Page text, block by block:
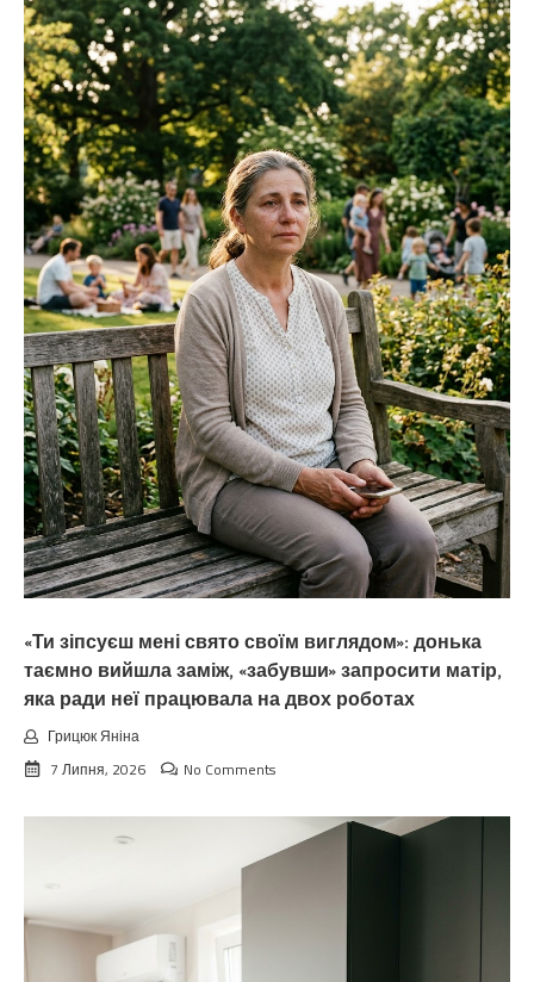
«Ти зіпсуєш мені свято своїм виглядом»: донька
таємно вийшла заміж, «забувши» запросити матір,
яка ради неї працювала на двох роботах
Грицюк Яніна
7 Липня, 2026
No Comments